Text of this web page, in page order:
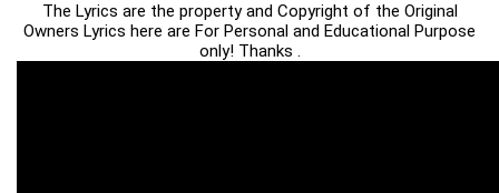
The Lyrics are the property and Copyright of the Original
Owners Lyrics here are For Personal and Educational Purpose
only! Thanks .